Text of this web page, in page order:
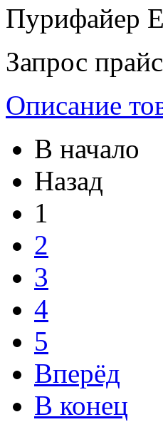
Пурифайер
Запрос
Описание
В начало
Назад
1
2
3
4
5
Вперёд
В конец